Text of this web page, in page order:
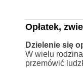
Opłatek,
Dzielenie się
W wielu
przemówić